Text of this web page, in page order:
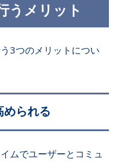
うメリット
3つのメリットについ
られる
ムでユーザーとコミュ